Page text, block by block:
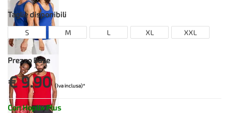
Taglie disponibili
S M L XL XXL
Prezzo Base
€ 9.90(Iva inclusa)*
Con Hoplix Plus